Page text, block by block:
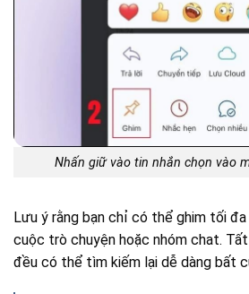
Nhấn giữ vào tin nhắn chọn vào
Lưu ý rằng bạn chỉ có thể ghim tối
cuộc trò chuyện hoặc nhóm chat.
đều có thể tìm kiếm lại dễ dàng bất